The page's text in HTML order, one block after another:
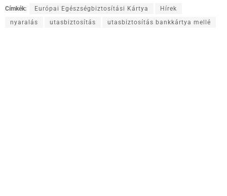
Címkék: Európai Egészségbiztosítási Kártya
Hírek
nyaralás
utasbiztosítás utasbiztosítás bankkártya mellé